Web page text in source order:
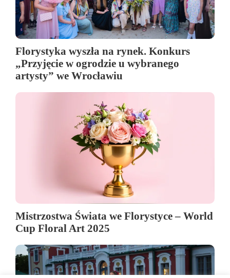
Florystyka wyszła na rynek. Konkurs
„Przyjęcie w ogrodzie u wybranego
artysty” we Wrocławiu
Mistrzostwa Świata we Florystyce – World
Cup Floral Art 2025